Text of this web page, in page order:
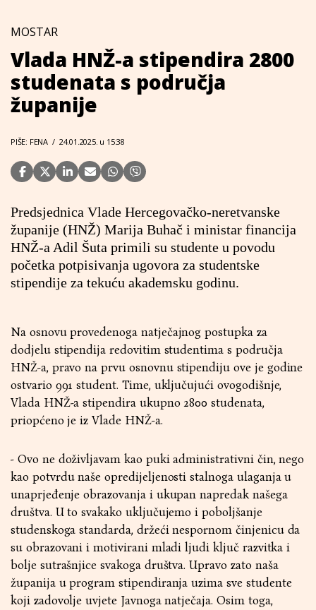
MOSTAR
Vlada HNŽ-a stipendira 2800
studenata s područja
županije
PIŠE: FENA / 24.01.2025. u 15:38
Predsjednica Vlade Hercegovačko-neretvanske
županije (HNŽ) Marija Buhač i ministar financija
HNŽ-a Adil Šuta primili su studente u povodu
početka potpisivanja ugovora za studentske
stipendije za tekuću akademsku godinu.
Na osnovu provedenoga natječajnog postupka za
dodjelu stipendija redovitim studentima s područja
HNŽ-a, pravo na prvu osnovnu stipendiju ove je godine
ostvario 991 student. Time, uključujući ovogodišnje,
Vlada HNŽ-a stipendira ukupno 2800 studenata,
priopćeno je iz Vlade HNŽ-a.
- Ovo ne doživljavam kao puki administrativni čin, nego
kao potvrdu naše opredijeljenosti stalnoga ulaganja u
unaprjeđenje obrazovanja i ukupan napredak našega
društva. U to svakako uključujemo i poboljšanje
studenskoga standarda, držeći nespornom činjenicu da
su obrazovani i motivirani mladi ljudi ključ razvitka i
bolje sutrašnjice svakoga društva. Upravo zato naša
županija u program stipendiranja uzima sve studente
koji zadovolje uvjete Javnoga natječaja. Osim toga,